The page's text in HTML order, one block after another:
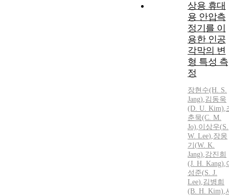
상용 휴대
용 안압측
정기를 이
용한 인공
각막의 변
형 특성 측
정
장현수(H. S.
Jang),김동욱
(D. U. Kim),
춘묵(C. M.
Jo),이상우(S.
W. Lee),장웅
기(W. K.
Jang),강진희
(J. H. Kang),
성준(S. J.
Lee),김병희
(B. H. Kim),